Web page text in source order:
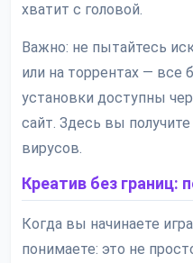
хватит с головой.
Важно: не пытайтесь
или на торрентах —
установки доступны
сайт. Здесь вы
вирусов.
Креатив без границ:
Когда вы начинаете
понимаете: это не